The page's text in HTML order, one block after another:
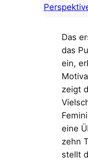
Das
das
ein,
zeigt
eine
zehn
stellt